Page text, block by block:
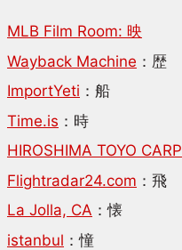
MLB Film Room: 映
Wayback Machine ：歴
ImportYeti ：船
Time.is ：時
HIROSHIMA TOYO CARP
Flightradar24.com ：飛
La Jolla, CA ：懐
istanbul ：憧